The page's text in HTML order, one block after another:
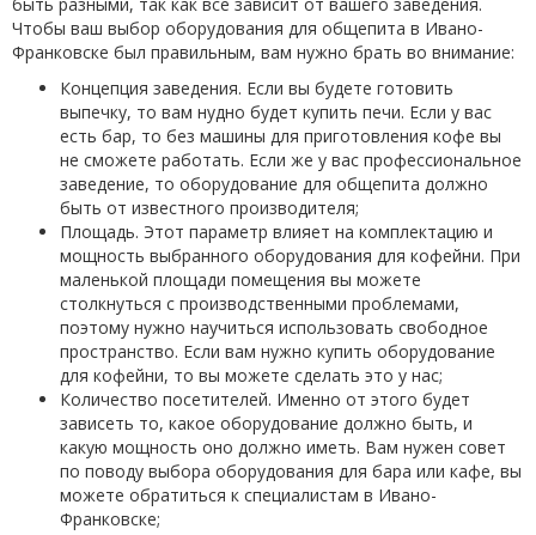
быть разными, так как все зависит от вашего заведения.
Чтобы ваш выбор оборудования для общепита в Ивано-
Франковске был правильным, вам нужно брать во внимание:
Концепция заведения. Если вы будете готовить
выпечку, то вам нудно будет купить печи. Если у вас
есть бар, то без машины для приготовления кофе вы
не сможете работать. Если же у вас профессиональное
заведение, то оборудование для общепита должно
быть от известного производителя;
Площадь. Этот параметр влияет на комплектацию и
мощность выбранного оборудования для кофейни. При
маленькой площади помещения вы можете
столкнуться с производственными проблемами,
поэтому нужно научиться использовать свободное
пространство. Если вам нужно купить оборудование
для кофейни, то вы можете сделать это у нас;
Количество посетителей. Именно от этого будет
зависеть то, какое оборудование должно быть, и
какую мощность оно должно иметь. Вам нужен совет
по поводу выбора оборудования для бара или кафе, вы
можете обратиться к специалистам в Ивано-
Франковске;